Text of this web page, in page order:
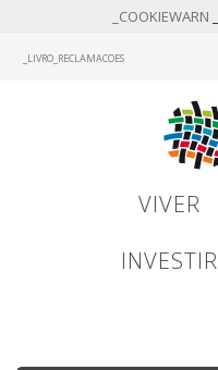
_COOKIEWARN
_LIVRO_RECLAMACOES
VIVER
INVESTIR